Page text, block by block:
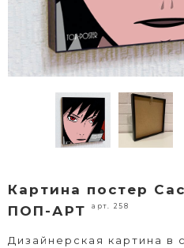
Картина постер
ПОП-АРТ
арт. 258
Дизайнерская картина